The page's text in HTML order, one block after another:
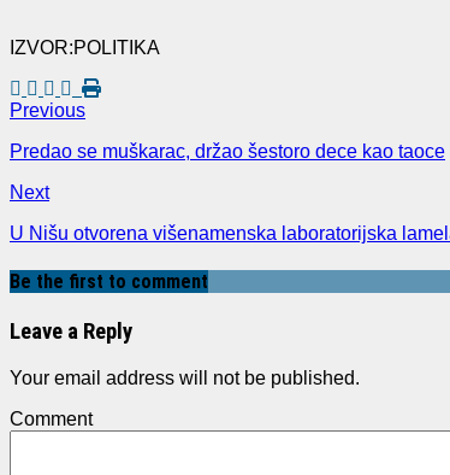
IZVOR:POLITIKA
Previous
Predao se muškarac, držao šestoro dece kao taoce
Next
U Nišu otvorena višenamenska laboratorijska
Be the first to comment
Leave a Reply
Your email address will not be published.
Comment